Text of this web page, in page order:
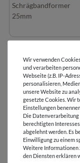
Schrägbandformer
25mm
BEWERTUNGEN ( 46 )
Wir verwenden
und verarbeiten
Webseite (z.B. IP-
personalisieren,
unsere Website zu
gesetzte Cookies. Wir
Einstellungen
Die
berechtigten
abgelehnt werden. Es
Einwilligung zu einem
Weitere Informationen
den Diensten erklären